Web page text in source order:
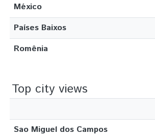
México
Países Baixos
Romênia
Top city views
Sao Miguel dos Campos